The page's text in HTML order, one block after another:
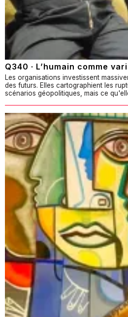
Q340 · L’humain comme
Les organisations investissent
des futurs. Elles cartographient les
scénarios géopolitiques, mais ce